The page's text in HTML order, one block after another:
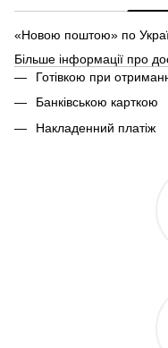
«Новою поштою» по
Більше інформації про
Готівкою при
Банківською карткою
Накладенний платіж